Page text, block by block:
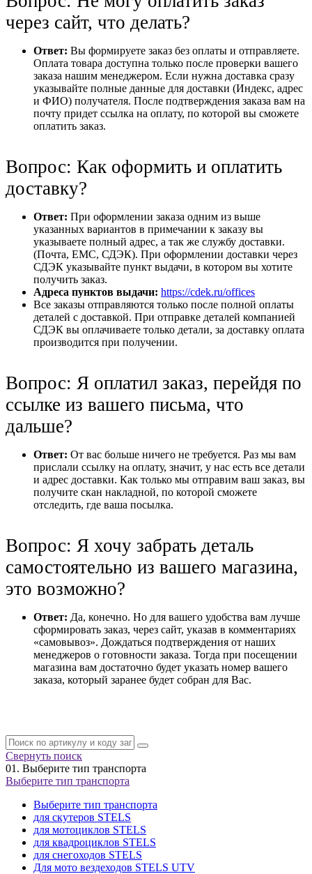
через сайт, что делать?
Ответ: Вы формируете заказ без оплаты и отправляете.
Оплата товара доступна только после проверки вашего
заказа нашим менеджером. Если нужна доставка сразу
указывайте полные данные для доставки (Индекс, адрес
и ФИО) получателя. После подтверждения заказа вам на
почту придет ссылка на оплату, по которой вы сможете
оплатить заказ.
Вопрос: Как оформить и оплатить
доставку?
Ответ: При оформлении заказа одним из выше
указанных вариантов в примечании к заказу вы
указываете полный адрес, а так же службу доставки.
(Почта, ЕМС, СДЭК). При оформлении доставки через
СДЭК указывайте пункт выдачи, в котором вы хотите
получить заказ.
Адреса пунктов выдачи: https://cdek.ru/offices
Все заказы отправляются только после полной оплаты
деталей с доставкой. При отправке деталей компанией
СДЭК вы оплачиваете только детали, за доставку оплата
производится при получении.
Вопрос: Я оплатил заказ, перейдя по
ссылке из вашего письма, что
дальше?
Ответ: От вас больше ничего не требуется. Раз мы вам
прислали ссылку на оплату, значит, у нас есть все детали
и адрес доставки. Как только мы отправим ваш заказ, вы
получите скан накладной, по которой сможете
отследить, где ваша посылка.
Вопрос: Я хочу забрать деталь
самостоятельно из вашего магазина,
это возможно?
Ответ: Да, конечно. Но для вашего удобства вам лучше
сформировать заказ, через сайт, указав в комментариях
«самовывоз». Дождаться подтверждения от наших
менеджеров о готовности заказа. Тогда при посещении
магазина вам достаточно будет указать номер вашего
заказа, который заранее будет собран для Вас.
Свернуть поиск
01. Выберите тип транспорта
Выберите тип транспорта
Выберите тип транспорта
для скутеров STELS
для мотоциклов STELS
для квадроциклов STELS
для снегоходов STELS
Для мото вездеходов STELS UTV